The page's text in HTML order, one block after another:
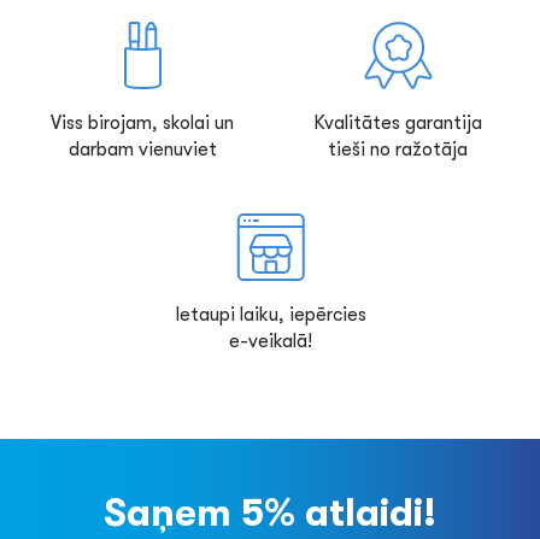
Viss birojam, skolai un
darbam vienuviet
Kvalitātes garantija
tieši no ražotāja
Ietaupi laiku, iepērcies
e-veikalā!
Saņem 5% atlaidi!